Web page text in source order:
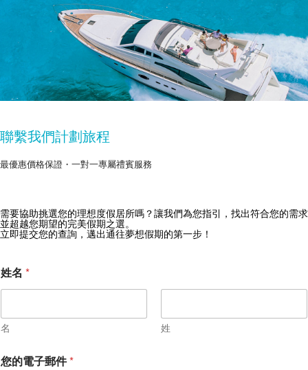
獲取 Zekkei Collection 獨家優惠
訂閱獨家優惠與旅行靈感
聯繫我們計劃旅程
最優惠價格保證・一對一專屬禮賓服務
需要協助挑選您的理想度假居所嗎？讓我們為您指引，找出符合您的需求
並超越您期望的完美假期之選。
立即提交您的查詢，邁出通往夢想假期的第一步！
*
姓名 *
名 姓
您的電子郵件*